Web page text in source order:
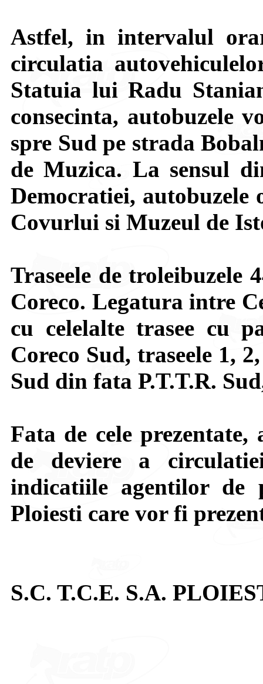
Astfel, in intervalul
circulatia
Statuia lui Radu
consecinta, autobuzele
spre Sud pe strada
de Muzica. La sensul
Democratiei, autobuzele
Covurlui si Muzeul de
Traseele de troleibuzele
Coreco. Legatura intre
cu celelalte trasee cu
Coreco Sud, traseele 1,
Sud din fata P.T.T.R.
Fata de cele
de deviere a
indicatiile agentilor
Ploiesti care vor fi
S.C. T.C.E. S.A.